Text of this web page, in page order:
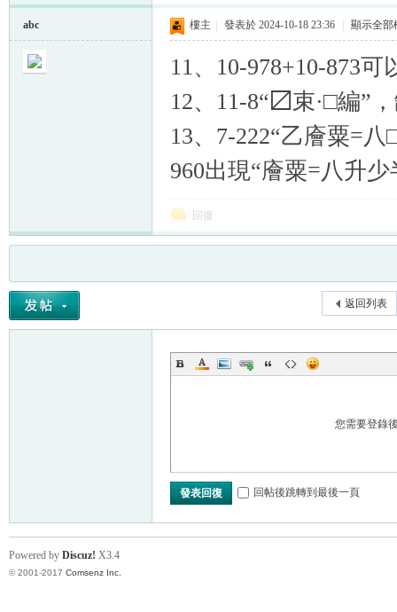
abc 樓主 發表於 2024-10-18 23:36 顯示全部
11、10-978+10-873
12、11-8“〼束·□編”
13、7-222“乙廥粟=
960出現“廥粟=八升
回復
返回列表
您需要登錄
發表回復 回帖後跳轉到最後一頁
Powered by Discuz! X3.4
© 2001-2017 Comsenz Inc.